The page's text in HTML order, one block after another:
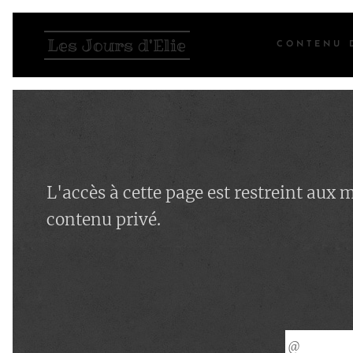
Les Jours d'Elie CONTENU
L'accès à cette page est restreint aux
contenu privé.